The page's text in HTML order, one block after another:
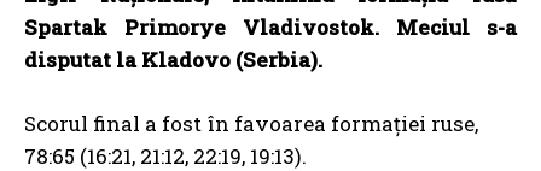
Spartak Primorye Vladivostok. Meciul s-a
disputat la Kladovo (Serbia).
Scorul final a fost în favoarea formației ruse,
78:65 (16:21, 21:12, 22:19, 19:13).